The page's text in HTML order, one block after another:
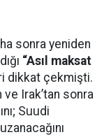
sonra yeniden
“Asıl maksat
dikkat çekmişti.
ve Irak’tan sonra
Suudi